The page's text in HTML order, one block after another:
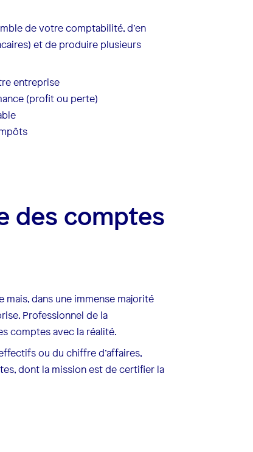
de votre comptabilité, d’en
et de produire plusieurs
entreprise
(profit ou perte)
des comptes
mais, dans une immense majorité
Professionnel de la
comptes avec la réalité.
ou du chiffre d’affaires,
dont la mission est de certifier la